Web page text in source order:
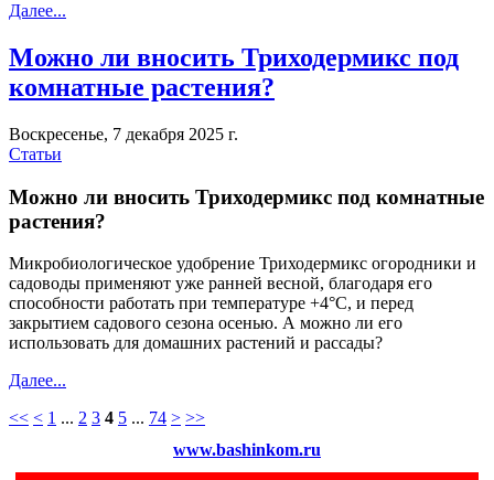
Далее...
Можно ли вносить Триходермикс под
комнатные растения?
Воскресенье, 7 декабря 2025 г.
Статьи
Можно ли вносить Триходермикс под комнатные
растения?
Микробиологическое удобрение Триходермикс огородники и
садоводы применяют уже ранней весной, благодаря его
способности работать при температуре +4°С, и перед
закрытием садового сезона осенью. А можно ли его
использовать для домашних растений и рассады?
Далее...
<< < 1 ... 2 3 4 5 ... 74 > >>
www.bashinkom.ru